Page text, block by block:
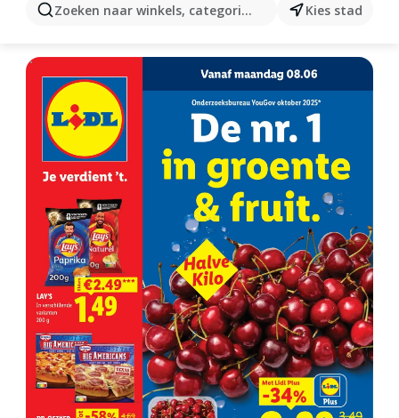
Zoeken naar winkels, categorieën, producten...
Kies stad